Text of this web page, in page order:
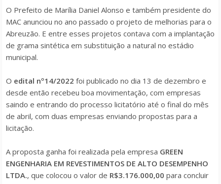
O Prefeito de Marília Daniel Alonso e também presidente do
MAC anunciou no ano passado o projeto de melhorias para o
Abreuzão. E entre esses projetos contava com a implantação
de grama sintética em substituição a natural no estádio
municipal.
O edital nº14/2022 foi publicado no dia 13 de dezembro e
desde então recebeu boa movimentação, com empresas
saindo e entrando do processo licitatório até o final do mês
de abril, com duas empresas enviando propostas para a
licitação.
A proposta ganha foi realizada pela empresa GREEN
ENGENHARIA EM REVESTIMENTOS DE ALTO DESEMPENHO
LTDA., que colocou o valor de R$3.176.000,00 para concluir